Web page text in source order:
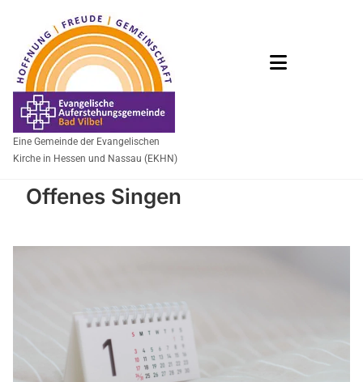
Eine Gemeinde der Evangelischen
Kirche in Hessen und Nassau (EKHN)
Offenes Singen